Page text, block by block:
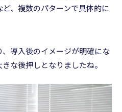
、複数のパターンで具体的に
導入後のイメージが明確にな
な後押しとなりましたね。